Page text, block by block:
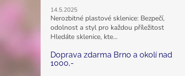
14.5.2025
Nerozbitné plastové sklenice: Bezpečí,
odolnost a styl pro každou příležitost
Hledáte sklenice, kte...
Doprava zdarma Brno a okolí nad
1000,-